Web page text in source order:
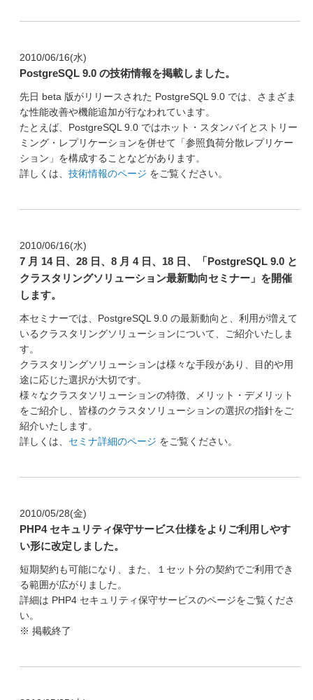
2010/06/16(水)
PostgreSQL 9.0 の技術情報を掲載しました。
先日 beta 版がリリースされた PostgreSQL 9.0 では、さまざま
な性能改善や機能追加が行なわれています。
たとえば、PostgreSQL 9.0 ではホット・スタンバイとストリー
ミング・レプリケーションを併せて「参照負荷分散レプリケー
ション」を構成することなどがあります。
詳しくは、 技術情報のページ をご覧ください。
2010/06/16(水)
7 月 14 日、28 日、8 月 4 日、18 日、「PostgreSQL 9.0 と
クラスタリングソリューション最新動向セミナー」を開催
します。
本セミナーでは、PostgreSQL 9.0 の最新動向と、利用が増えて
いるクラスタリングソリューションについて、ご紹介いたしま
す。
クラスタリングソリューションは様々な手段があり、目的や用
途に応じた選択が大切です。
様々なクラスタソリューションの特徴、メリット・デメリット
をご紹介し、皆様のクラスタソリューションの選択の指針をご
紹介いたします。
詳しくは、 セミナ詳細のページ をご覧ください。
2010/05/28(金)
PHP4 セキュリティ保守サービス仕様をよりご利用しやす
い形に改定しました。
短期契約も可能になり、また、１セット分の契約でご利用でき
る範囲が広がりました。
詳細は PHP4 セキュリティ保守サービスのページをご覧くださ
い。
※ 掲載終了